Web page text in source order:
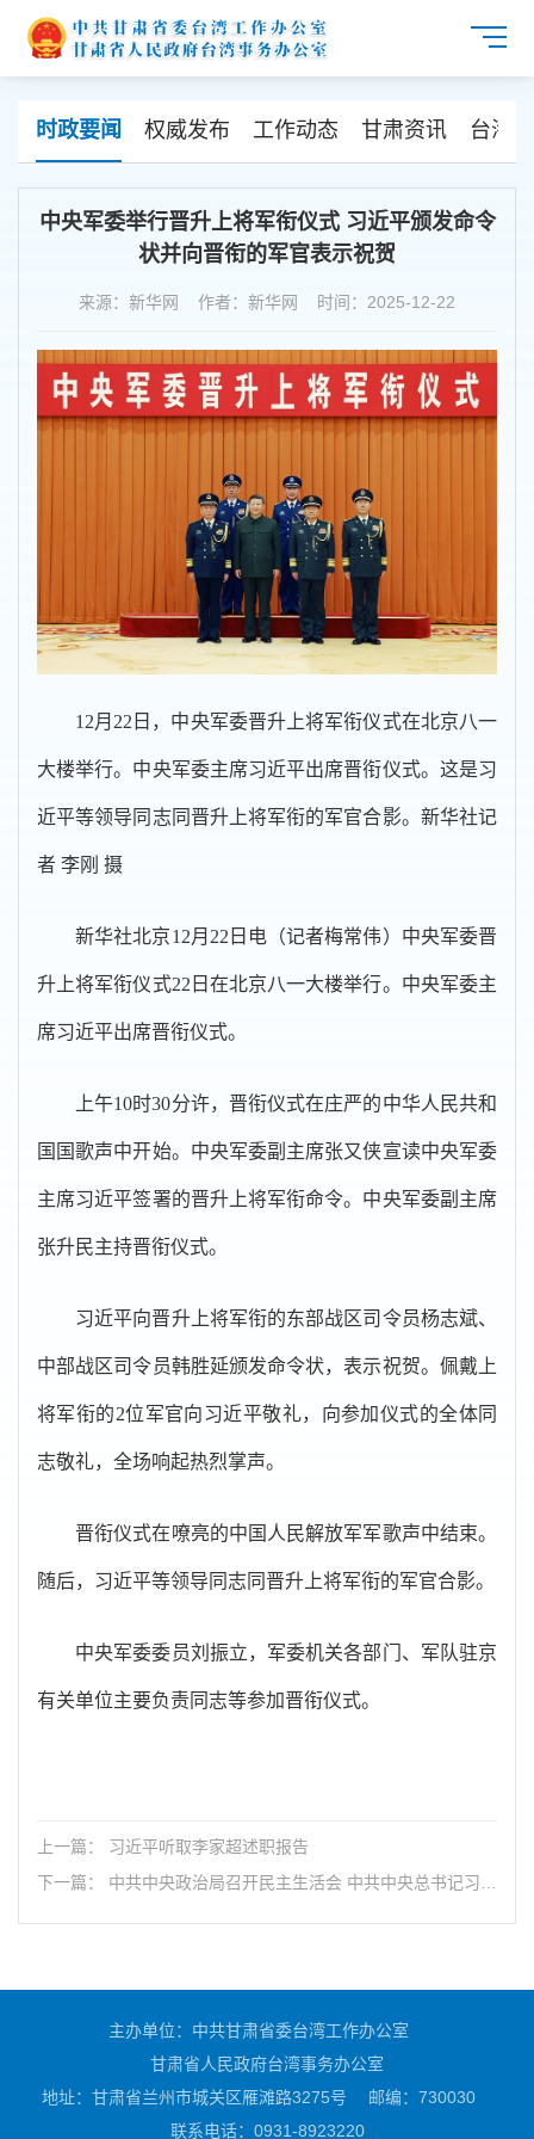
时政要闻 权威发布 工作动态 甘肃资讯 台海
中央军委举行晋升上将军衔仪式 习近平颁发命令
状并向晋衔的军官表示祝贺
来源：新华网 作者：新华网 时间：2025-12-22
12月22日，中央军委晋升上将军衔仪式在北京八一
大楼举行。中央军委主席习近平出席晋衔仪式。这是习
近平等领导同志同晋升上将军衔的军官合影。新华社记
者 李刚 摄
新华社北京12月22日电（记者梅常伟）中央军委晋
升上将军衔仪式22日在北京八一大楼举行。中央军委主
席习近平出席晋衔仪式。
上午10时30分许，晋衔仪式在庄严的中华人民共和
国国歌声中开始。中央军委副主席张又侠宣读中央军委
主席习近平签署的晋升上将军衔命令。中央军委副主席
张升民主持晋衔仪式。
习近平向晋升上将军衔的东部战区司令员杨志斌、
中部战区司令员韩胜延颁发命令状，表示祝贺。佩戴上
将军衔的2位军官向习近平敬礼，向参加仪式的全体同
志敬礼，全场响起热烈掌声。
晋衔仪式在嘹亮的中国人民解放军军歌声中结束。
随后，习近平等领导同志同晋升上将军衔的军官合影。
中央军委委员刘振立，军委机关各部门、军队驻京
有关单位主要负责同志等参加晋衔仪式。
上一篇： 习近平听取李家超述职报告
下一篇： 中共中央政治局召开民主生活会 中共中央总书记习近
主办单位：中共甘肃省委台湾工作办公室
甘肃省人民政府台湾事务办公室
地址：甘肃省兰州市城关区雁滩路3275号
邮编：730030
联系电话：0931-8923220